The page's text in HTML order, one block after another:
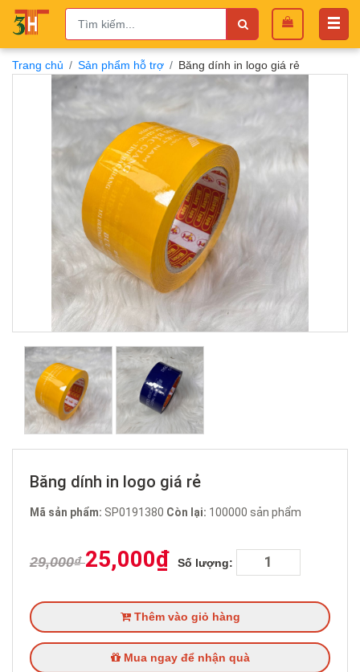
Trang chủ Sản phẩm hỗ trợ Băng dính in logo giá rẻ
Băng dính in logo giá rẻ
Mã sản phẩm: SP0191380 Còn lại: 100000 sản phẩm
29,000₫25,000₫ Số lượng:
Thêm vào giỏ hàng
Mua ngay để nhận quà